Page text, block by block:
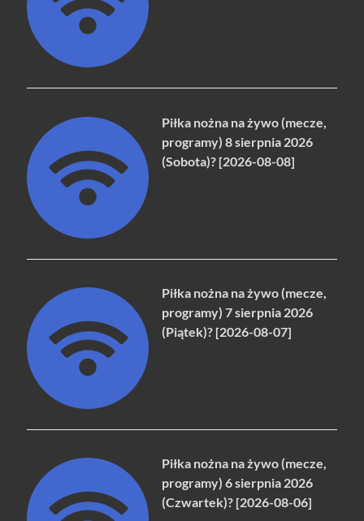
Piłka nożna na żywo (mecze,
programy) 8 sierpnia 2026
(Sobota)? [2026-08-08]
Piłka nożna na żywo (mecze,
programy) 7 sierpnia 2026
(Piątek)? [2026-08-07]
Piłka nożna na żywo (mecze,
programy) 6 sierpnia 2026
(Czwartek)? [2026-08-06]